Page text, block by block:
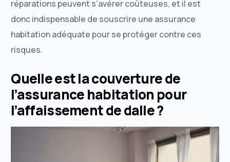
réparations peuvent s’avérer coûteuses, et il est
donc indispensable de souscrire une assurance
habitation adéquate pour se protéger contre ces
risques.
Quelle est la couverture de
l’assurance habitation pour
l’affaissement de dalle ?